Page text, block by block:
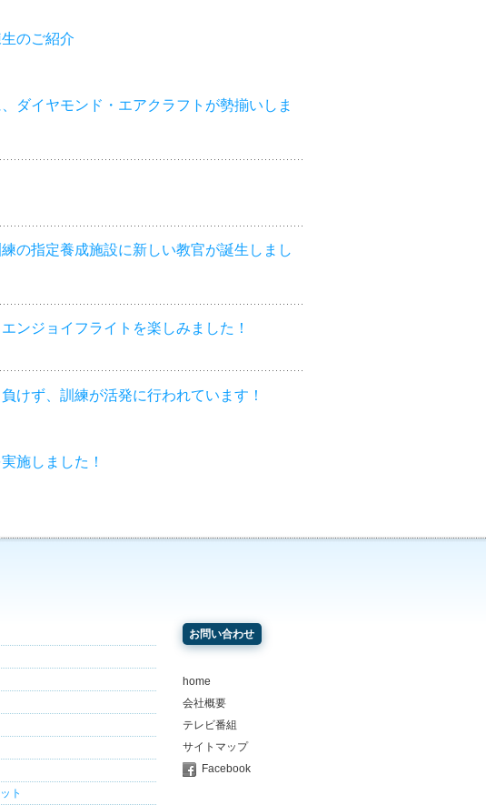
のご紹介
ダイヤモンド・エアクラフトが勢揃いしま
の指定養成施設に新しい教官が誕生しまし
ンジョイフライトを楽しみました！
けず、訓練が活発に行われています！
施しました！
ト
お問い合わせ
home
会社概要
テレビ番組
サイトマップ
Facebook